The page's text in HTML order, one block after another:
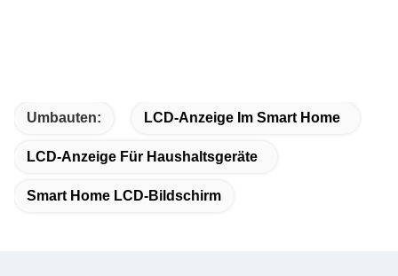
Umbauten: LCD-Anzeige Im Smart Home
LCD-Anzeige Für Haushaltsgeräte
Smart Home LCD-Bildschirm